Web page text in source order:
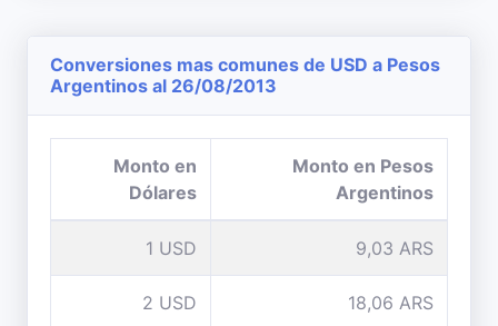
Conversiones mas comunes de USD a Pesos
Argentinos al 26/08/2013
Monto en
Dólares
Monto en Pesos
Argentinos
1 USD 9,03 ARS
2 USD 18,06 ARS